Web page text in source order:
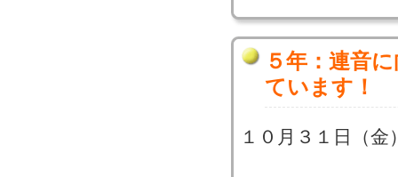
５年：連音
ています！
１０月３１日（金